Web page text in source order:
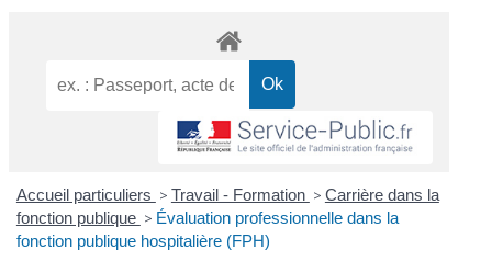
Accueil particuliers > Travail - Formation > Carrière dans la
fonction publique > Évaluation professionnelle dans la
fonction publique hospitalière (FPH)